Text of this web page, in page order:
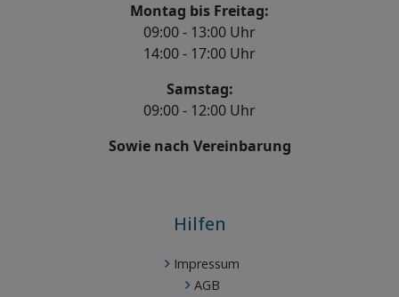
Montag bis Freitag:
09:00 - 13:00 Uhr
14:00 - 17:00 Uhr
Samstag:
09:00 - 12:00 Uhr
Sowie nach Vereinbarung
Hilfen
Impressum
AGB